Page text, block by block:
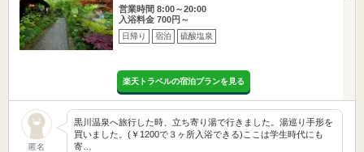
営業時間 8:00～20:00
入浴料金 700円～
日帰り 宿泊 硫酸塩泉
楽天トラベルの宿泊プランを見る
匿名
黒川温泉へ旅行した時、立ち寄り湯で行きました。湯巡り手形を
買いました。(￥1200で３ヶ所入浴できる)ここは学生時代にも
寄…